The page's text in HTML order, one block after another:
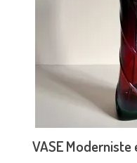
VASE Moderniste